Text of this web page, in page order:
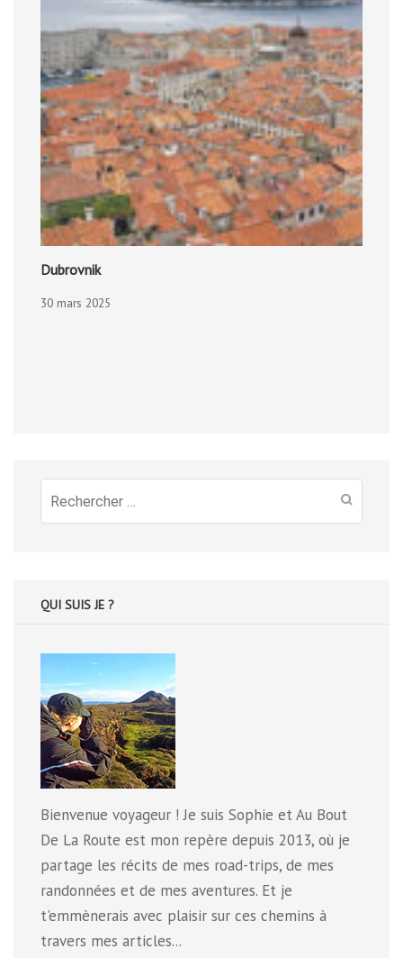
Dubrovnik
30 mars 2025
Recherche
pour
QUI SUIS JE ?
Bienvenue voyageur ! Je suis Sophie et Au Bout
De La Route est mon repère depuis 2013, où je
partage les récits de mes road-trips, de mes
randonnées et de mes aventures. Et je
t'emmènerais avec plaisir sur ces chemins à
travers mes articles...